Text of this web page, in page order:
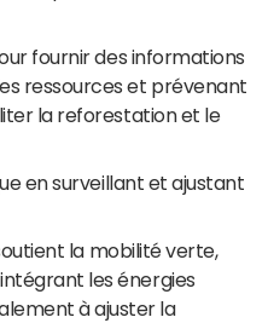
fournir des informations
ressources et prévenant
la reforestation et le
en surveillant et ajustant
la mobilité verte,
les énergies
à ajuster la